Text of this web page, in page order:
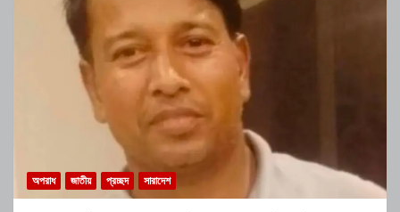
অপরাধ জাতীয় প্রচ্ছদ সারাদেশ